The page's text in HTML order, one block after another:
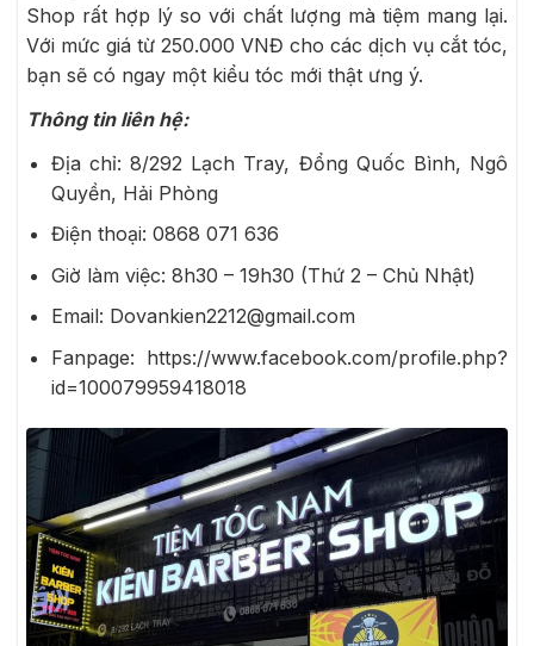
Shop rất hợp lý so với chất lượng mà tiệm mang lại.
Với mức giá từ 250.000 VNĐ cho các dịch vụ cắt tóc,
bạn sẽ có ngay một kiểu tóc mới thật ưng ý.
Thông tin liên hệ:
Địa chỉ: 8/292 Lạch Tray, Đổng Quốc Bình, Ngô
Quyền, Hải Phòng
Điện thoại: 0868 071 636
Giờ làm việc: 8h30 – 19h30 (Thứ 2 – Chủ Nhật)
Email: Dovankien2212@gmail.com
Fanpage: https://www.facebook.com/profile.php?
id=100079959418018